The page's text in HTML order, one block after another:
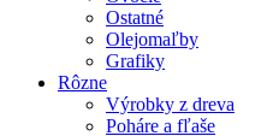
Ostatné
Olejomaľby
Grafiky
Rôzne
Výrobky z dreva
Poháre a fľaše